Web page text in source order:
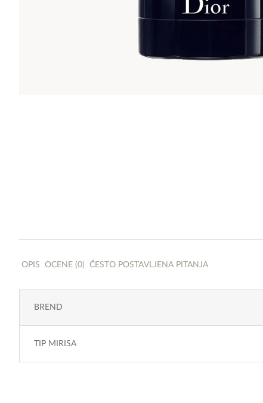
OPIS OCENE (0) ČESTO POSTAVLJENA PITANJA
BREND
TIP MIRISA